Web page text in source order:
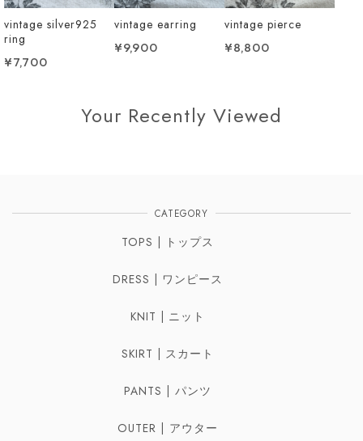
vintage silver925
ring
¥7,700
vintage earring
¥9,900
vintage pierce
¥8,800
Your Recently Viewed
CATEGORY
TOPS | トップス
DRESS | ワンピース
KNIT | ニット
SKIRT | スカート
PANTS | パンツ
OUTER | アウター